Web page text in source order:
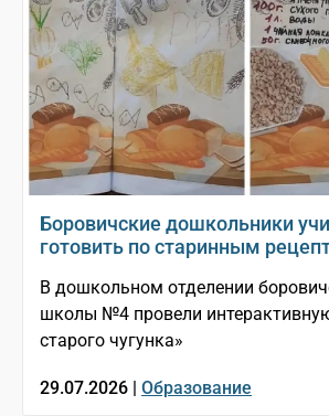
Боровичские дошкольники
готовить по старинным
В дошкольном отделении
школы №4 провели
старого чугунка»
29.07.2026 | Образование